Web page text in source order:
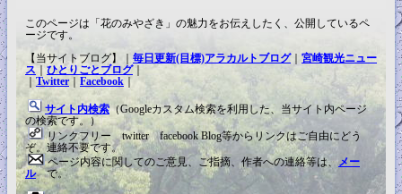
このページは「花のみやざき」の魅力をお伝えしたく、公開しているペ
ージです。
【当サイトブログ】｜ 毎日更新(目標)アラカルトブログ｜ 宮崎観光ニュー
ス
ひとりごとブログ｜
Twitter ｜ Facebook ｜
サイト内検索（Googleカスタム検索を利用した、当サイト内ページ
の検索です。）
リンクフリー twitter facebook Blog等からリンクはご自由にどう
ぞ。連絡不要です。
ページ内容に関してのご意見、ご指摘、作者への連絡等は、メー
ルで。